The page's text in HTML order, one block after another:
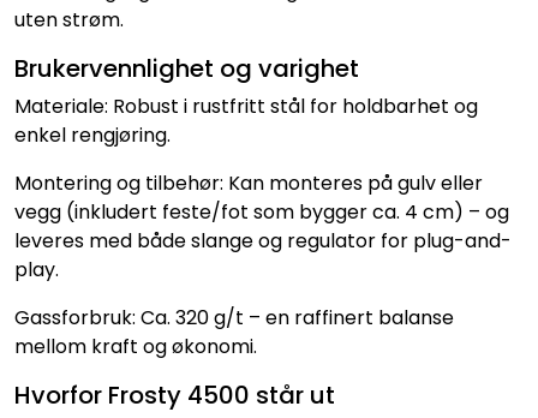
uten strøm.
Brukervennlighet og varighet
Materiale: Robust i rustfritt stål for holdbarhet og
enkel rengjøring.
Montering og tilbehør: Kan monteres på gulv eller
vegg (inkludert feste/fot som bygger ca. 4 cm) – og
leveres med både slange og regulator for plug-and-
play.
Gassforbruk: Ca. 320 g/t – en raffinert balanse
mellom kraft og økonomi.
Hvorfor Frosty 4500 står ut